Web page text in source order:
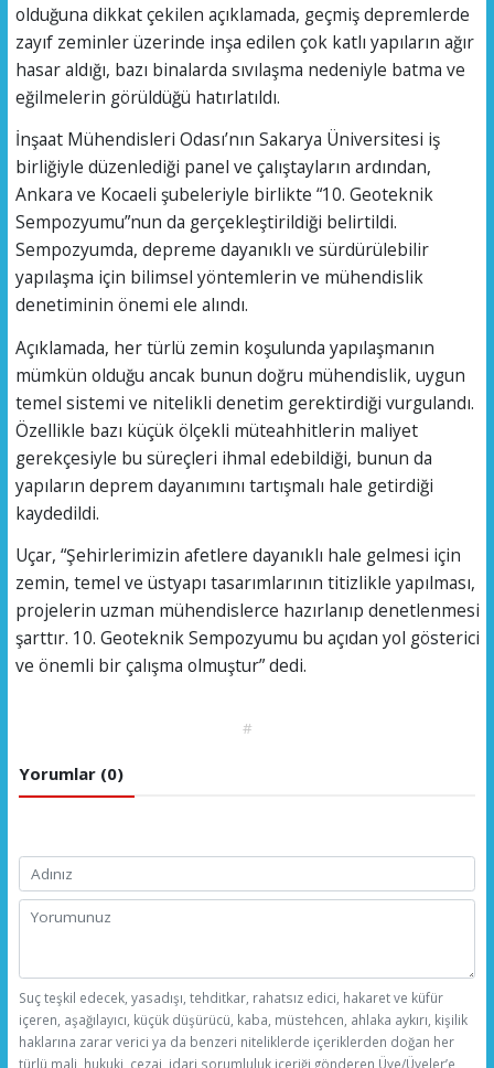
olduğuna dikkat çekilen açıklamada, geçmiş depremlerde
zayıf zeminler üzerinde inşa edilen çok katlı yapıların ağır
hasar aldığı, bazı binalarda sıvılaşma nedeniyle batma ve
eğilmelerin görüldüğü hatırlatıldı.
İnşaat Mühendisleri Odası’nın Sakarya Üniversitesi iş
birliğiyle düzenlediği panel ve çalıştayların ardından,
Ankara ve Kocaeli şubeleriyle birlikte “10. Geoteknik
Sempozyumu”nun da gerçekleştirildiği belirtildi.
Sempozyumda, depreme dayanıklı ve sürdürülebilir
yapılaşma için bilimsel yöntemlerin ve mühendislik
denetiminin önemi ele alındı.
Açıklamada, her türlü zemin koşulunda yapılaşmanın
mümkün olduğu ancak bunun doğru mühendislik, uygun
temel sistemi ve nitelikli denetim gerektirdiği vurgulandı.
Özellikle bazı küçük ölçekli müteahhitlerin maliyet
gerekçesiyle bu süreçleri ihmal edebildiği, bunun da
yapıların deprem dayanımını tartışmalı hale getirdiği
kaydedildi.
Uçar, “Şehirlerimizin afetlere dayanıklı hale gelmesi için
zemin, temel ve üstyapı tasarımlarının titizlikle yapılması,
projelerin uzman mühendislerce hazırlanıp denetlenmesi
şarttır. 10. Geoteknik Sempozyumu bu açıdan yol gösterici
ve önemli bir çalışma olmuştur” dedi.
#
Yorumlar (0)
Suç teşkil edecek, yasadışı, tehditkar, rahatsız edici, hakaret ve küfür
içeren, aşağılayıcı, küçük düşürücü, kaba, müstehcen, ahlaka aykırı, kişilik
haklarına zarar verici ya da benzeri niteliklerde içeriklerden doğan her
türlü mali, hukuki, cezai, idari sorumluluk içeriği gönderen Üye/Üyeler’e